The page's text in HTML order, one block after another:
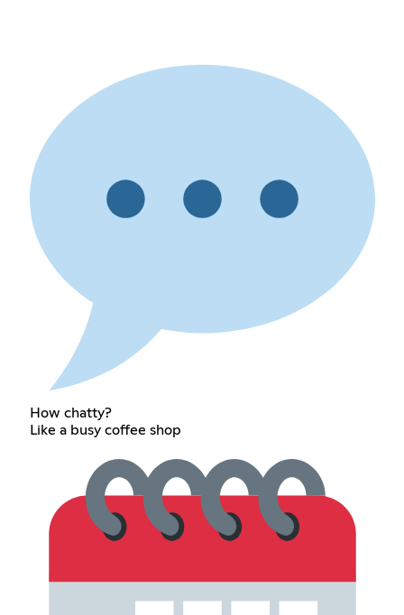
How chatty?
Like a busy coffee shop